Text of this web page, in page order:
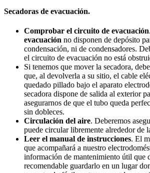
Secadoras de evacuación.
Comprobar el circuito de evacuación
evacuación no disponen de depósito
condensación, ni de condensadores.
el circuito de evacuación no está
Si tenemos que mover la secadora,
que, al devolverla a su sitio, el cable
quedado pillado bajo el aparato
secadora dispone de salida al exterior
asegurarnos de que el tubo queda
sin dobleces.
Circulación del aire. Deberemos
puede circular libremente alrededor de
Leer el manual de instrucciones. El
que acompañará a nuestro
información de mantenimiento útil que
recomendable guardarlo en un lugar